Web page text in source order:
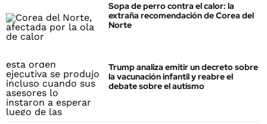
Sopa de perro contra el calor: la
extraña recomendación de Corea del
Norte
Trump analiza emitir un decreto sobre
la vacunación infantil y reabre el
debate sobre el autismo